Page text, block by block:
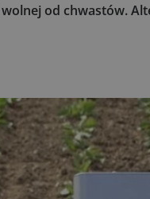
od chwastów.